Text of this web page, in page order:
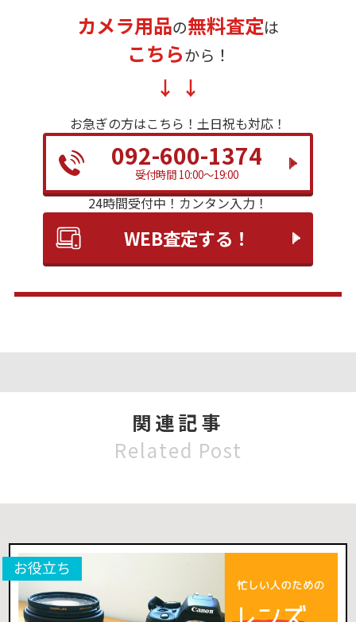
カメラ用品の無料査定は
こちらから！
お急ぎの方はこちら！ 土日祝も対応！
092-600-1374
受付時間 10:00～19:00
24時間受付中！カンタン入力！
WEB査定する！
関連記事
Related Post